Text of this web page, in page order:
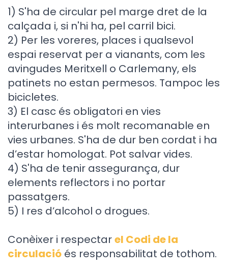
1) S'ha de circular pel marge dret de la
calçada i, si n'hi ha, pel carril bici.
2) Per les voreres, places i qualsevol
espai reservat per a vianants, com les
avingudes Meritxell o Carlemany, els
patinets no estan permesos. Tampoc les
bicicletes.
3) El casc és obligatori en vies
interurbanes i és molt recomanable en
vies urbanes. S'ha de dur ben cordat i ha
d’estar homologat. Pot salvar vides.
4) S'ha de tenir assegurança, dur
elements reflectors i no portar
passatgers.
5) I res d’alcohol o drogues.
Conèixer i respectarel Codi de la
circulació és responsabilitat de tothom.